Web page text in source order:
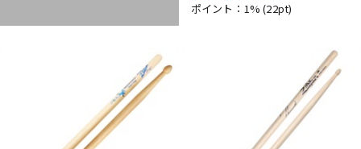
ポイント：1%(22pt)